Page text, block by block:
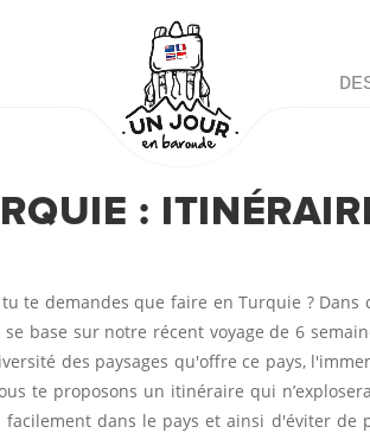
:
te demandes que faire en Turquie ? Dans
base sur notre récent voyage de 6
des paysages qu'offre ce pays,
te proposons un itinéraire qui
dans le pays et ainsi d'éviter de